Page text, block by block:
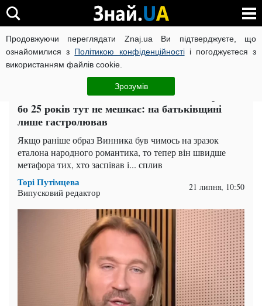
Продовжуючи переглядати Znaj.ua Ви підтверджуєте, що
ознайомилися з Політикою конфіденційностіі погоджуєтеся з
використанням файлів cookie.
Зрозумів
ВІЙНА РОСІЇ ПРОТИ УКРАЇНИ КОРОНАВІРУС В УКРАЇНІ
ЧИТАТЬ НА РУССКОМ
Олег Винник зізнався, що не втікав з України,
бо 25 років тут не мешкає: на батьківщині
лише гастролював
Якщо раніше образ Винника був чимось на зразок
еталона народного романтика, то тепер він швидше
метафора тих, хто заспівав і... сплив
Торі Путімцева
Випусковий редактор 21 липня, 10:50